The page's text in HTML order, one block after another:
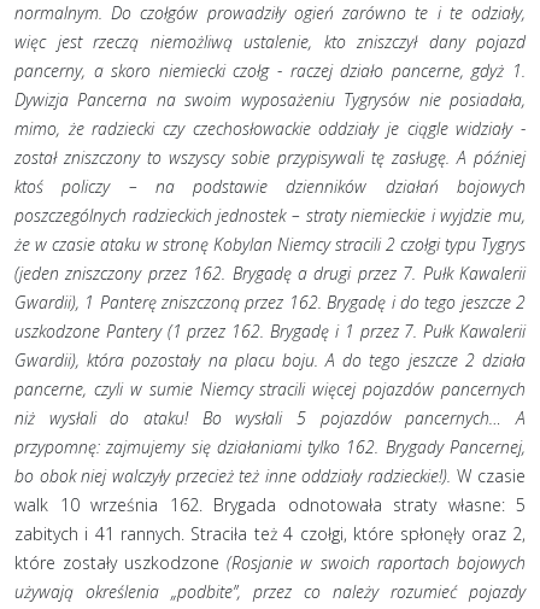
normalnym. Do czołgów prowadziły ogień zarówno te i te odziały,
więc jest rzeczą niemożliwą ustalenie, kto zniszczył dany pojazd
pancerny, a skoro niemiecki czołg - raczej działo pancerne, gdyż 1.
Dywizja Pancerna na swoim wyposażeniu Tygrysów nie posiadała,
mimo, że radziecki czy czechosłowackie oddziały je ciągle widziały -
został zniszczony to wszyscy sobie przypisywali tę zasługę. A później
ktoś policzy – na podstawie dzienników działań bojowych
poszczególnych radzieckich jednostek – straty niemieckie i wyjdzie mu,
że w czasie ataku w stronę Kobylan Niemcy stracili 2 czołgi typu Tygrys
(jeden zniszczony przez 162. Brygadę a drugi przez 7. Pułk Kawalerii
Gwardii), 1 Panterę zniszczoną przez 162. Brygadę i do tego jeszcze 2
uszkodzone Pantery (1 przez 162. Brygadę i 1 przez 7. Pułk Kawalerii
Gwardii), która pozostały na placu boju. A do tego jeszcze 2 działa
pancerne, czyli w sumie Niemcy stracili więcej pojazdów pancernych
niż wysłali do ataku! Bo wysłali 5 pojazdów pancernych… A
przypomnę: zajmujemy się działaniami tylko 162. Brygady Pancernej,
bo obok niej walczyły przecież też inne oddziały radzieckie!). W czasie
walk 10 września 162. Brygada odnotowała straty własne: 5
zabitych i 41 rannych. Straciła też 4 czołgi, które spłonęły oraz 2,
które zostały uszkodzone (Rosjanie w swoich raportach bojowych
używają określenia „podbite”, przez co należy rozumieć pojazdy